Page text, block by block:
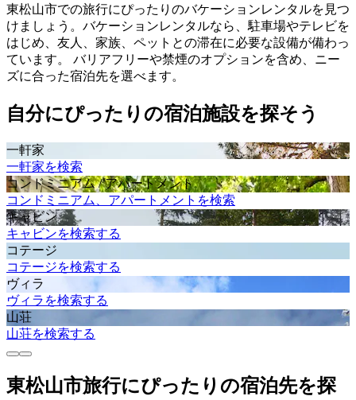
東松山市での旅行にぴったりのバケーションレンタルを見つ
けましょう。バケーションレンタルなら、駐車場やテレビを
はじめ、友人、家族、ペットとの滞在に必要な設備が備わっ
ています。 バリアフリーや禁煙のオプションを含め、ニー
ズに合った宿泊先を選べます。
自分にぴったりの宿泊施設を探そう
一軒家
一軒家を検索
コンドミニアム / アパートメント
コンドミニアム、アパートメントを検索
キャビン
キャビンを検索する
コテージ
コテージを検索する
ヴィラ
ヴィラを検索する
山荘
山荘を検索する
東松山市旅行にぴったりの宿泊先を探